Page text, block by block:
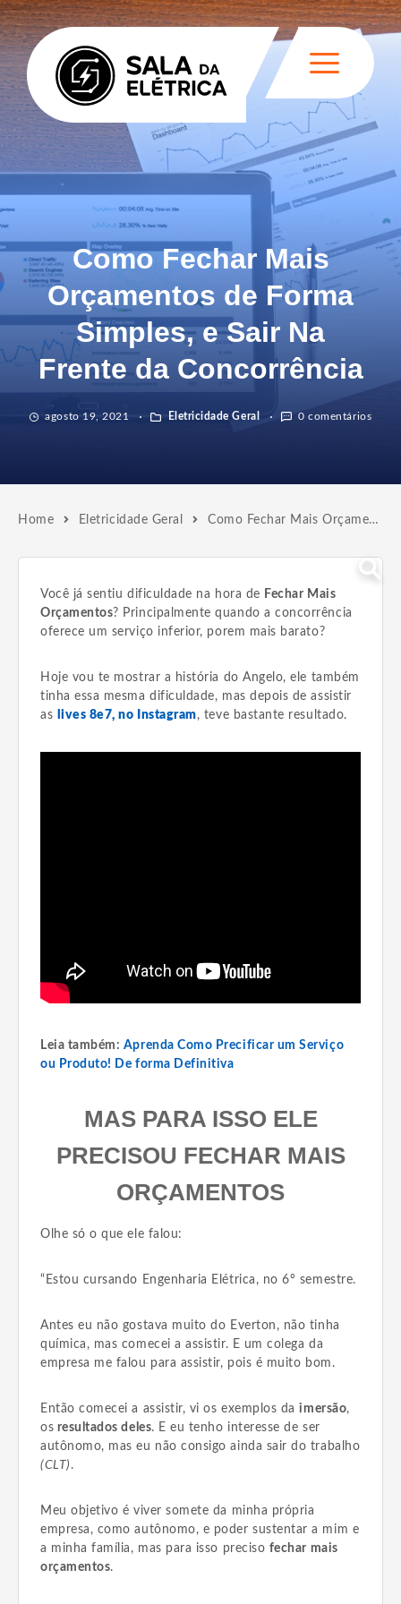
Como Fechar Mais
Orçamentos de Forma
Simples, e Sair Na
Frente da Concorrência
agosto 19, 2021 Eletricidade Geral 0 comentários
Home Eletricidade Geral Como Fechar Mais Orçamentos de Forma Simples, e Sair Na Frente da Concorrência
Você já sentiu dificuldade na hora de Fechar Mais
Orçamentos? Principalmente quando a concorrência
oferece um serviço inferior, porem mais barato?
Hoje vou te mostrar a história do Angelo, ele também
tinha essa mesma dificuldade, mas depois de assistir
as
lives 8e7, no Instagram, teve bastante resultado.
Leia também: Aprenda Como Precificar um Serviço
ou Produto! De forma Definitiva
MAS PARA ISSO ELE
PRECISOU FECHAR MAIS
ORÇAMENTOS
Olhe só o que ele falou:
“Estou cursando Engenharia Elétrica, no 6º semestre.
Antes eu não gostava muito do Everton, não tinha
química, mas comecei a assistir. E um colega da
empresa me falou para assistir, pois é muito bom.
Então comecei a assistir, vi os exemplos daimersão,
os resultados deles. E eu tenho interesse de ser
autônomo, mas eu não consigo ainda sair do trabalho
(CLT) .
Meu objetivo é viver somete da minha própria
empresa, como autônomo, e poder sustentar a mim e
a minha família, mas para isso preciso fechar mais
orçamentos.